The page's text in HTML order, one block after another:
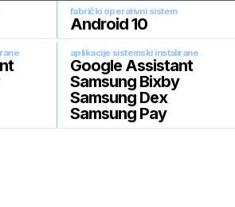
fabrički operativni sistem
Android 10
aplikacije sistemski instalirane
Google Assistant
Samsung Bixby
Samsung Dex
Samsung Pay